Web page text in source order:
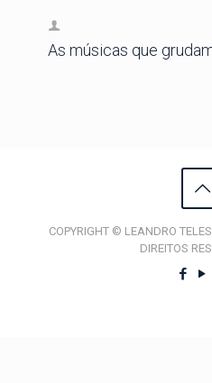
As músicas que
COPYRIGHT © LEANDRO
DIREITOS